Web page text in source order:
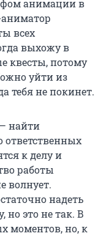
анимации в
всех
выхожу в
квесты, потому
уйти из
тебя не покинет.
найти
ответственных
к делу и
работы
волнует.
надеть
но это не так. В
моментов, но, к